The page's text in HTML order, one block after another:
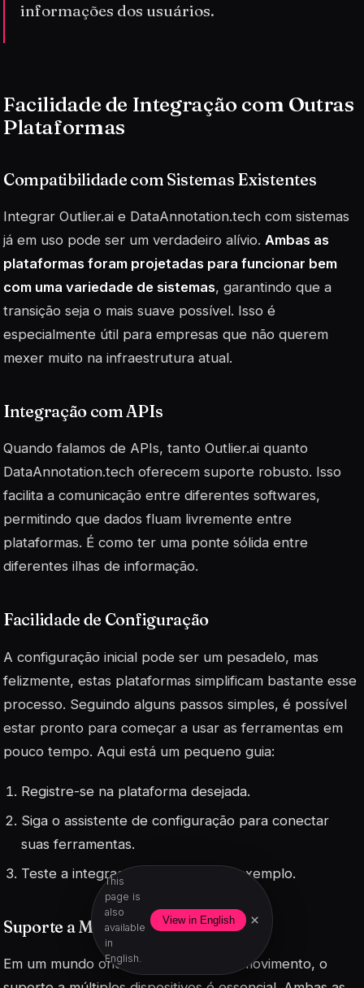
This
page is
also
available
in
English.
View in English ×
informações dos usuários.
Facilidade de Integração com Outras
Plataformas
Compatibilidade com Sistemas Existentes
Integrar Outlier.ai e DataAnnotation.tech com sistemas
já em uso pode ser um verdadeiro alívio. Ambas as
plataformas foram projetadas para funcionar bem
com uma variedade de sistemas, garantindo que a
transição seja o mais suave possível. Isso é
especialmente útil para empresas que não querem
mexer muito na infraestrutura atual.
Integração com APIs
Quando falamos de APIs, tanto Outlier.ai quanto
DataAnnotation.tech oferecem suporte robusto. Isso
facilita a comunicação entre diferentes softwares,
permitindo que dados fluam livremente entre
plataformas. É como ter uma ponte sólida entre
diferentes ilhas de informação.
Facilidade de Configuração
A configuração inicial pode ser um pesadelo, mas
felizmente, estas plataformas simplificam bastante esse
processo. Seguindo alguns passos simples, é possível
estar pronto para começar a usar as ferramentas em
pouco tempo. Aqui está um pequeno guia:
Registre-se na plataforma desejada.
Siga o assistente de configuração para conectar
suas ferramentas.
Teste a integração com dados de exemplo.
Suporte a Múltiplos Dispositivos
Em um mundo onde trabalhamos em movimento, o